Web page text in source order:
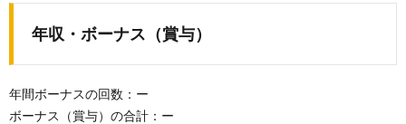
年収・ボーナス（賞与）
年間ボーナスの回数：ー
ボーナス（賞与）の合計：ー